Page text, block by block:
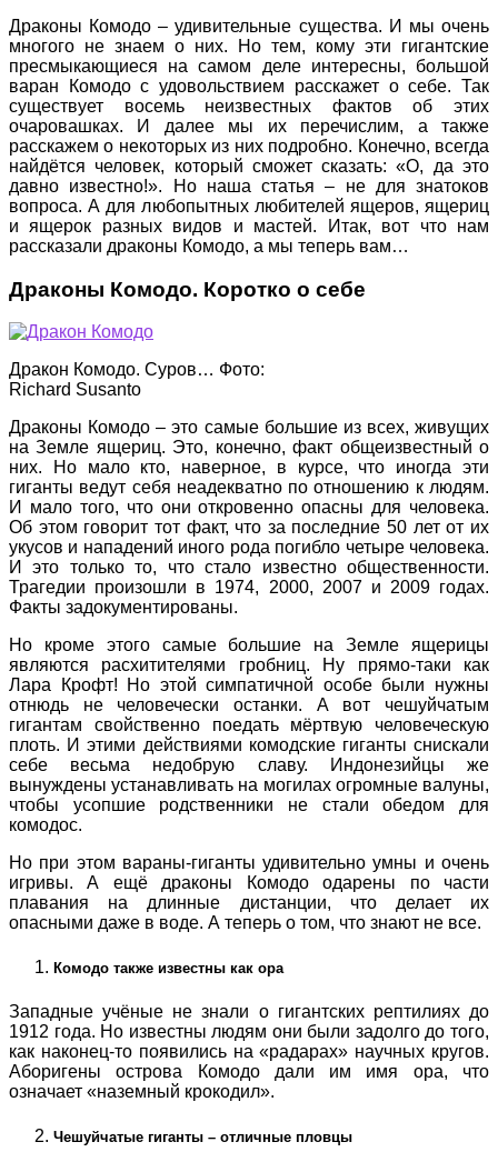
Драконы Комодо – удивительные существа. И мы очень
многого не знаем о них. Но тем, кому эти гигантские
пресмыкающиеся на самом деле интересны, большой
варан Комодо с удовольствием расскажет о себе. Так
существует восемь неизвестных фактов об этих
очаровашках. И далее мы их перечислим, а также
расскажем о некоторых из них подробно. Конечно, всегда
найдётся человек, который сможет сказать: «О, да это
давно известно!». Но наша статья – не для знатоков
вопроса. А для любопытных любителей ящеров, ящериц
и ящерок разных видов и мастей. Итак, вот что нам
рассказали драконы Комодо, а мы теперь вам…
Драконы Комодо. Коротко о себе
Дракон Комодо. Суров… Фото:
Richard Susanto
Драконы Комодо – это самые большие из всех, живущих
на Земле ящериц. Это, конечно, факт общеизвестный о
них. Но мало кто, наверное, в курсе, что иногда эти
гиганты ведут себя неадекватно по отношению к людям.
И мало того, что они откровенно опасны для человека.
Об этом говорит тот факт, что за последние 50 лет от их
укусов и нападений иного рода погибло четыре человека.
И это только то, что стало известно общественности.
Трагедии произошли в 1974, 2000, 2007 и 2009 годах.
Факты задокументированы.
Но кроме этого самые большие на Земле ящерицы
являются расхитителями гробниц. Ну прямо-таки как
Лара Крофт! Но этой симпатичной особе были нужны
отнюдь не человечески останки. А вот чешуйчатым
гигантам свойственно поедать мёртвую человеческую
плоть. И этими действиями комодские гиганты снискали
себе весьма недобрую славу. Индонезийцы же
вынуждены устанавливать на могилах огромные валуны,
чтобы усопшие родственники не стали обедом для
комодос.
Но при этом вараны-гиганты удивительно умны и очень
игривы. А ещё драконы Комодо одарены по части
плавания на длинные дистанции, что делает их
опасными даже в воде. А теперь о том, что знают не все.
Комодо также известны как ора
Западные учёные не знали о гигантских рептилиях до
1912 года. Но известны людям они были задолго до того,
как наконец-то появились на «радарах» научных кругов.
Аборигены острова Комодо дали им имя ора, что
означает «наземный крокодил».
Чешуйчатые гиганты – отличные пловцы